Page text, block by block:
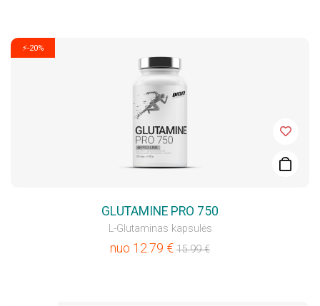
⚡-20%
GLUTAMINE PRO 750
L-Glutaminas kapsulės
nuo 12.79 € 15.99€